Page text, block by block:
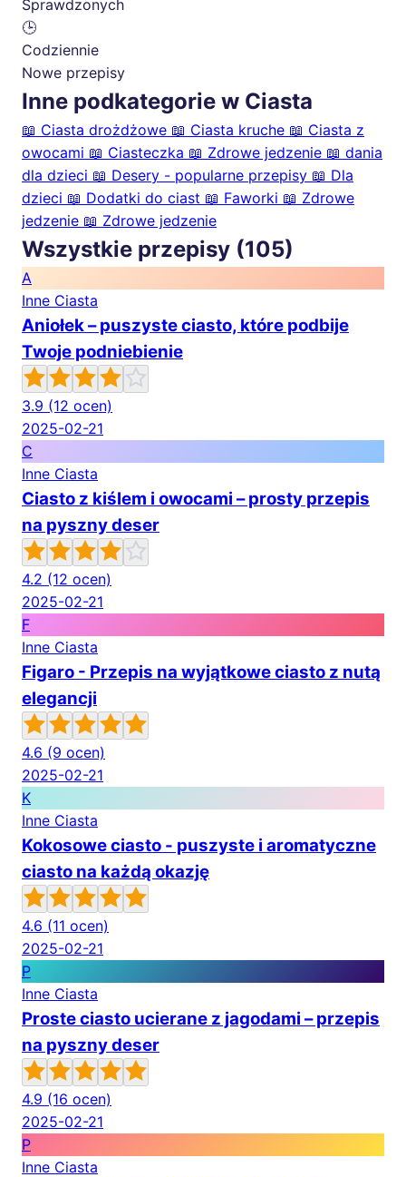
Sprawdzonych
🕒
Codziennie
Nowe przepisy
Inne podkategorie w Ciasta
📖 Ciasta drożdżowe 📖 Ciasta kruche 📖 Ciasta z
owocami 📖 Ciasteczka 📖 Zdrowe jedzenie 📖 dania
dla dzieci 📖 Desery - popularne przepisy 📖 Dla
dzieci 📖 Dodatki do ciast 📖 Faworki 📖 Zdrowe
jedzenie 📖 Zdrowe jedzenie
Wszystkie przepisy (105)
A
Inne Ciasta
Aniołek – puszyste ciasto, które podbije
Twoje podniebienie
3.9 (12 ocen)
2025-02-21
C
Inne Ciasta
Ciasto z kiślem i owocami – prosty przepis
na pyszny deser
4.2 (12 ocen)
2025-02-21
F
Inne Ciasta
Figaro - Przepis na wyjątkowe ciasto z nutą
elegancji
4.6 (9 ocen)
2025-02-21
K
Inne Ciasta
Kokosowe ciasto - puszyste i aromatyczne
ciasto na każdą okazję
4.6 (11 ocen)
2025-02-21
P
Inne Ciasta
Proste ciasto ucierane z jagodami – przepis
na pyszny deser
4.9 (16 ocen)
2025-02-21
P
Inne Ciasta